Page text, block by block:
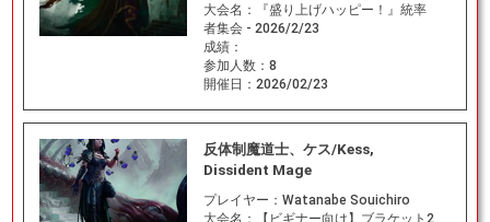
大会名：
『盛り上げハッピー！』統率
者集会 - 2026/2/23
成績：
参加人数： 8
開催日： 2026/02/23
反体制魔道士、ケス/Kess,
Dissident Mage
プレイヤー： Watanabe Souichiro